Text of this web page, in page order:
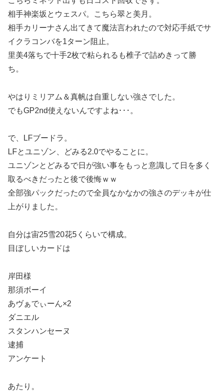
相手神楽坂とウェスパ。こちら翠と美月。
相手カリーナさん出てきて魔法言われたので対応手紙でサ
イクラコンバを1ターン阻止。
里美4落ちで十手2枚で粘られるも椎子で詰めきって勝
ち。
やはりミリアム＆真帆は自重しない強さでした。
でもGP2nd使えないんですよね･･･。
で、LFブードラ。
LFとユニゾン、どみる2.0でやることに。
ユニゾンとどみるで日が強い事をもっと意識して日を多く
取るべきだったと後で後悔ｗｗ
全部強パックだったので全員なかなかの強さのデッキが仕
上がりました。
自分は宙25雪20花5くらいで構成。
目ぼしいカードは
岸田様
那須ボーイ
あヴぁでぃーん×2
ダニエル
スタンハンセーヌ
逮捕
アンケート
あたり。